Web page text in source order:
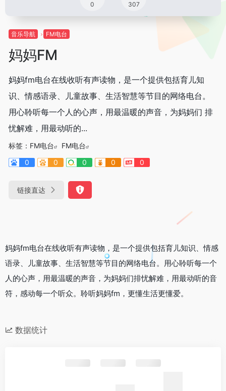
0 307
音乐导航 FM电台
妈妈FM
妈妈fm电台在线收听有声读物，是一个提供包括育儿知
识、情感语录、儿童故事、生活智慧等节目的网络电台。
用心聆听每一个人的心声，用最温暖的声音，为妈妈们 排
忧解难，用最动听的...
标签： FM电台
FM电台
0
0 0 0 0
链接直达
妈妈fm电台在线收听有声读物，是一个提供包括育儿知识、情感
语录、儿童故事、生活智慧等节目的网络电台。用心聆听每一个
人的心声，用最温暖的声音，为妈妈们排忧解难，用最动听的音
符，感动每一个听众。聆听妈妈fm，更懂生活更懂爱。
数据统计